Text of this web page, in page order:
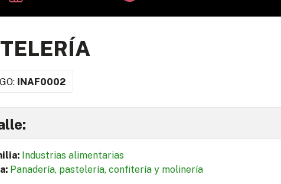
INAF0002
Industrias alimentarias
Panadería, pastelería, confitería y molinería